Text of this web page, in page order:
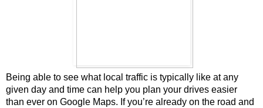
Being able to see what local traffic is typically like at any
given day and time can help you plan your drives easier
than ever on Google Maps. If you’re already on the road and